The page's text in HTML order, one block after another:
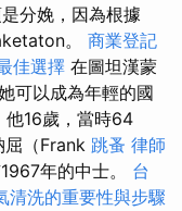
分娩，因為根據
。 商業登記
佳選擇 在圖坦漢蒙
可以成為年輕的國
他16歲，當時64
屈（Frank 跳蚤 律師
年的中士。 台
清洗的重要性與步驟